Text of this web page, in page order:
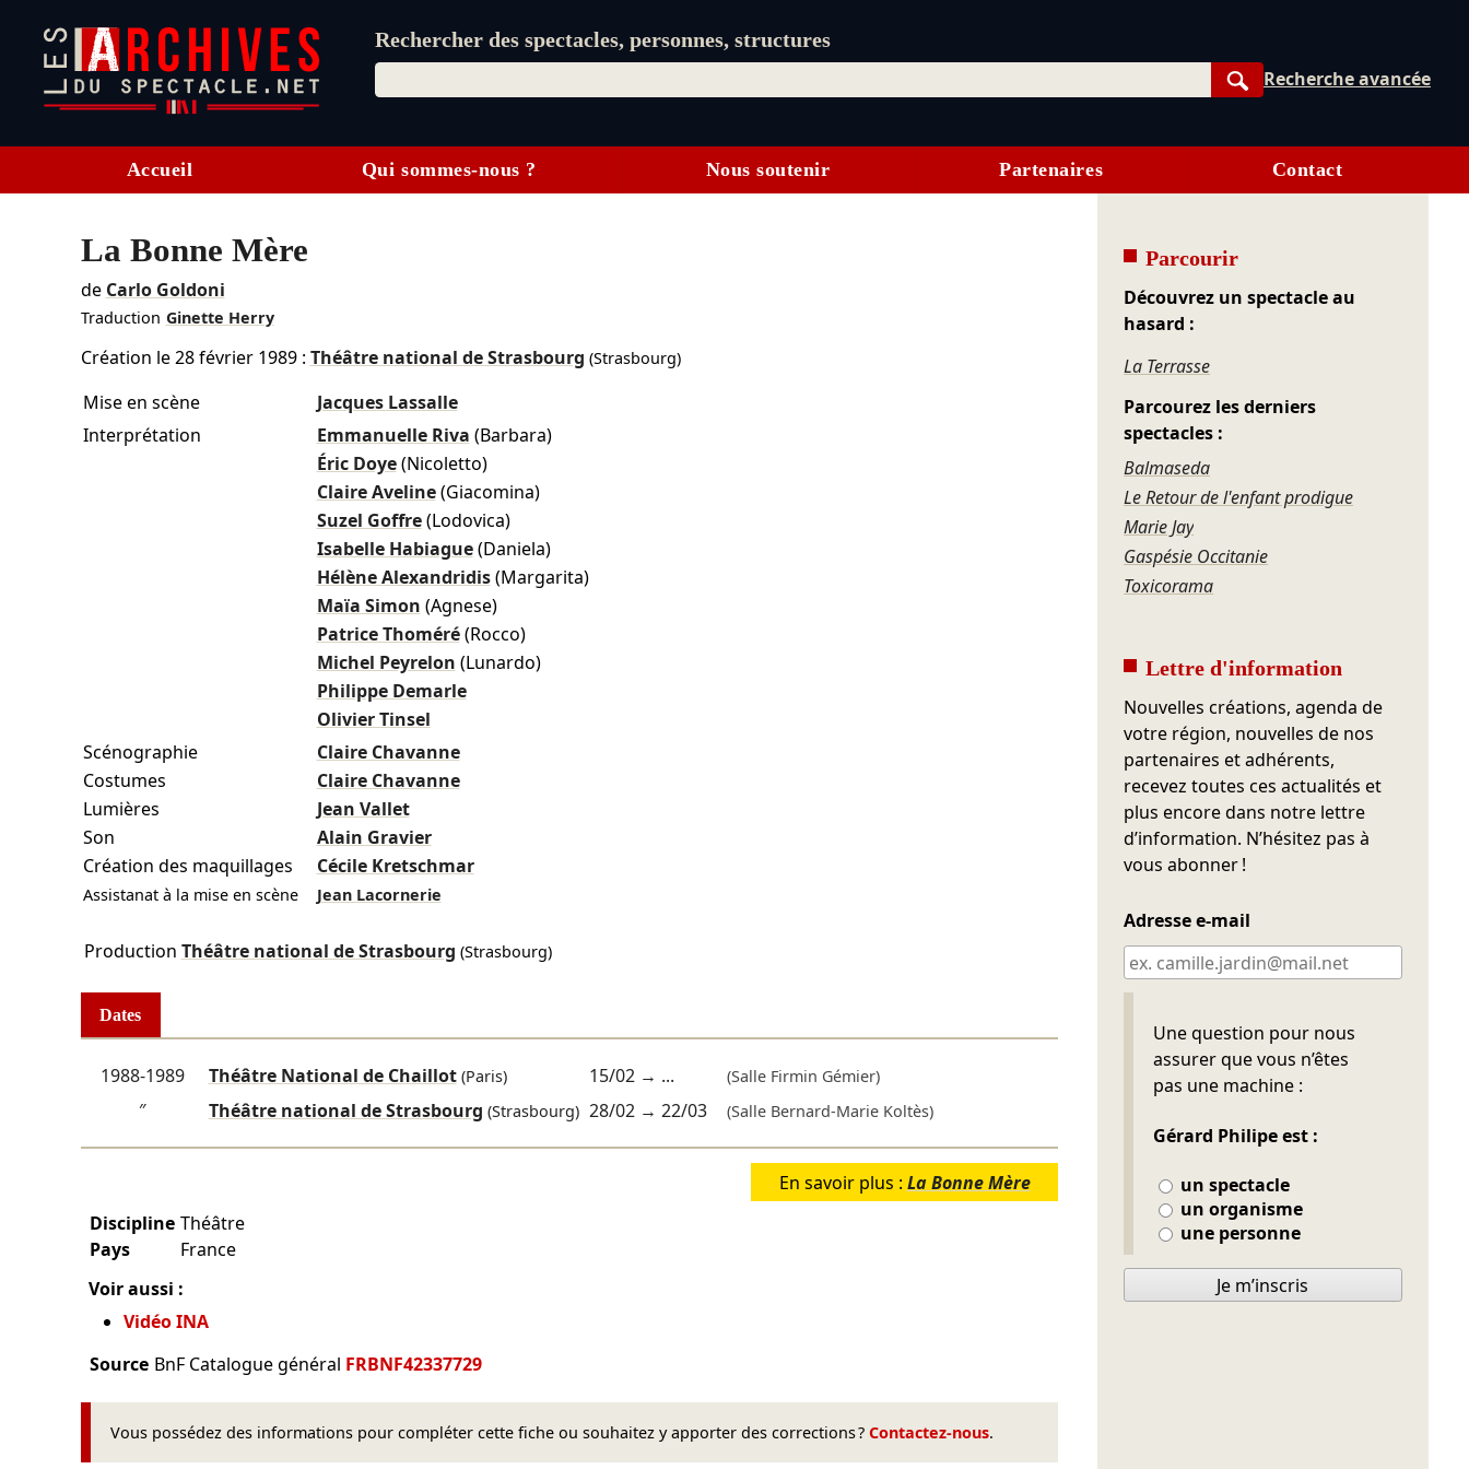
Rechercher des spectacles, personnes, structures
Rechercher
Recherche avancée
Accueil Qui sommes-nous ? Nous soutenir Partenaires Contact
La Bonne Mère
de Carlo Goldoni
Traduction Ginette Herry
Création le28 février 1989: Théâtre national de Strasbourg (Strasbourg)
Mise en scène
Jacques Lassalle
Interprétation
Emmanuelle Riva (Barbara)
Éric Doye (Nicoletto)
Claire Aveline (Giacomina)
Suzel Goffre (Lodovica)
Isabelle Habiague (Daniela)
Hélène Alexandridis (Margarita)
Maïa Simon (Agnese)
Patrice Thoméré (Rocco)
Michel Peyrelon (Lunardo)
Philippe Demarle
Olivier Tinsel
Scénographie
Claire Chavanne
Costumes
Claire Chavanne
Lumières
Jean Vallet
Son
Alain Gravier
Création des maquillages
Cécile Kretschmar
Assistanat à la mise en scène Jean Lacornerie
Production Théâtre national de Strasbourg (Strasbourg)
Dates
1988-1989 Théâtre National de Chaillot(Paris) 15/02→ ... (Salle Firmin Gémier)
″ Théâtre national de Strasbourg (Strasbourg) 28/02→ 22/03 (Salle Bernard-Marie Koltès)
En savoir plus : La Bonne Mère
Discipline Théâtre
Pays
France
Voir aussi :
Vidéo INA
Source BnF Catalogue général FRBNF42337729
Vous possédez des informations pour compléter cette fiche ou souhaitez y apporter des corrections ? Contactez-nous.
Parcourir
Découvrez un spectacle au
hasard :
La Terrasse
Parcourez les derniers
spectacles :
Balmaseda
Le Retour de l'enfant prodigue
Marie Jay
Gaspésie Occitanie
Toxicorama
Lettre d'information
Nouvelles créations, agenda de
votre région, nouvelles de nos
partenaires et adhérents,
recevez toutes ces actualités et
plus encore dans notre lettre
d’information. N’hésitez pas à
vous abonner !
Adresse e-mail
Une question pour nous
assurer que vous n’êtes
pas une machine :
Gérard Philipe est :
un spectacle
un organisme
une personne
Ne pas remplir
Je m’inscris